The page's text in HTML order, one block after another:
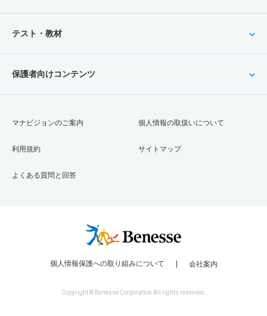
テスト・教材
保護者向けコンテンツ
マナビジョンのご案内
利用規約
よくある質問と回答
個人情報の取扱いについて
サイトマップ
個人情報保護への取り組みについて 会社案内
Copyright © Benesse Corporation All rights reserved.